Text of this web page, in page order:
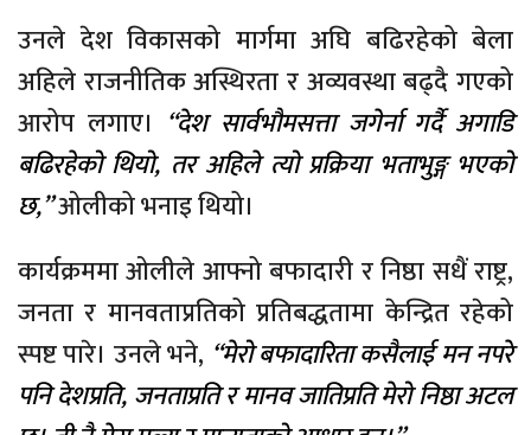
उनले देश विकासको मार्गमा अघि बढिरहेको बेला
अहिले राजनीतिक अस्थिरता र अव्यवस्था बढ्दै गएको
आरोप लगाए। “देश सार्वभौमसत्ता जगेर्ना गर्दै अगाडि
बढिरहेको थियो, तर अहिले त्यो प्रक्रिया भताभुङ्ग भएको
छ,”ओलीको भनाइ थियो।
कार्यक्रममा ओलीले आफ्नो बफादारी र निष्ठा सधैं राष्ट्र,
जनता र मानवताप्रतिको प्रतिबद्धतामा केन्द्रित रहेको
स्पष्ट पारे। उनले भने, “मेरो बफादारिता कसैलाई मन नपरे
पनि देशप्रति, जनताप्रति र मानव जातिप्रति मेरो निष्ठा अटल